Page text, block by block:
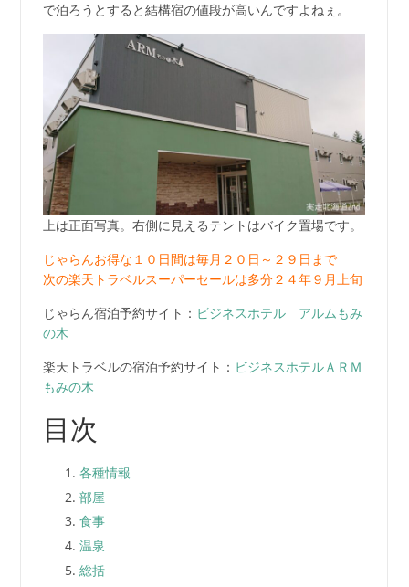
で泊ろうとすると結構宿の値段が高いんですよねぇ。
上は正面写真。右側に見えるテントはバイク置場です。
じゃらんお得な１０日間は毎月２０日～２９日まで
次の楽天トラベルスーパーセールは多分２４年９月上旬
じゃらん宿泊予約サイト： ビジネスホテル アルムもみ
の木
楽天トラベルの宿泊予約サイト： ビジネスホテルＡＲＭ
もみの木
目次
各種情報
部屋
食事
温泉
総括